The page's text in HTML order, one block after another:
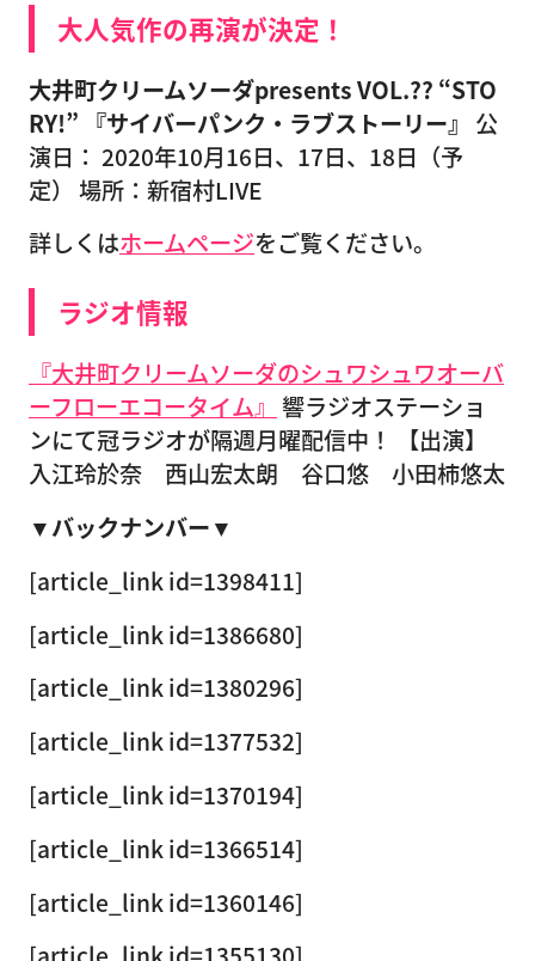
大人気作の再演が決定！
大井町クリームソーダpresents VOL.?? “STO
RY!” 『サイバーパンク・ラブストーリー』 公
演日： 2020年10月16日、17日、18日（予
定） 場所：新宿村LIVE
詳しくはホームページをご覧ください。
ラジオ情報
『大井町クリームソーダのシュワシュワオーバ
ーフローエコータイム』 響ラジオステーショ
ンにて冠ラジオが隔週月曜配信中！ 【出演】
入江玲於奈 西山宏太朗 谷口悠 小田柿悠太
▼バックナンバー▼
[article_link id=1398411]
[article_link id=1386680]
[article_link id=1380296]
[article_link id=1377532]
[article_link id=1370194]
[article_link id=1366514]
[article_link id=1360146]